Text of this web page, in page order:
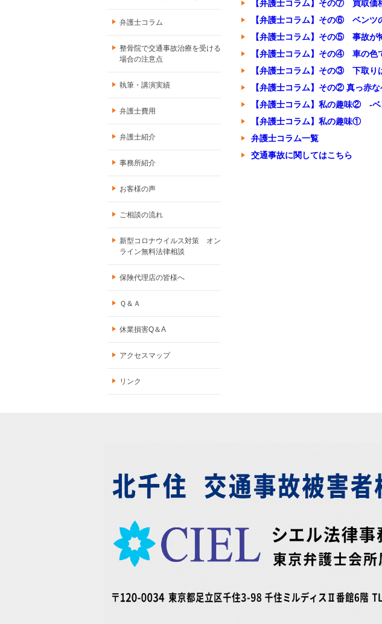
【弁護士コラム】その⑦ 買取価
【弁護士コラム】その⑥ ベンツ
【弁護士コラム】その⑤ 事故が
【弁護士コラム】その④ 車の色
【弁護士コラム】その③ 下取り
【弁護士コラム】その② 真っ赤な
【弁護士コラム】私の趣味② -
【弁護士コラム】私の趣味①
弁護士コラム一覧
交通事故に関してはこちら
弁護士コラム
整骨院で交通事故治療を受ける
場合の注意点
執筆・講演実績
弁護士費用
弁護士紹介
事務所紹介
お客様の声
ご相談の流れ
新型コロナウイルス対策 オン
ライン無料法律相談
保険代理店の皆様へ
Ｑ＆Ａ
休業損害Q＆A
アクセスマップ
リンク